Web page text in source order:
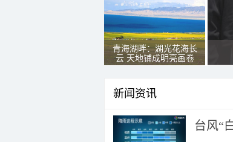
青海湖畔：湖光花海长
云 天地铺成明亮画卷
新闻资讯
台风“